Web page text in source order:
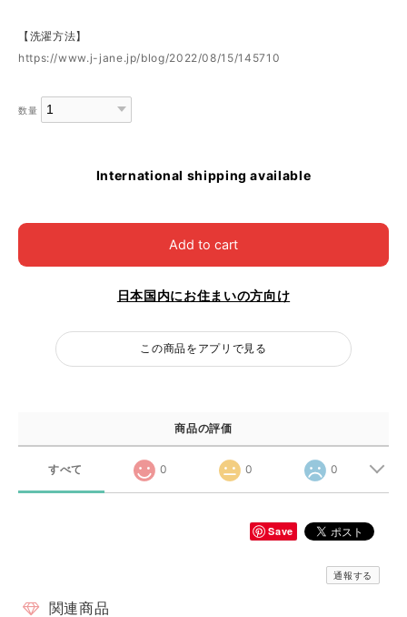
【洗濯方法】
https://www.j-jane.jp/blog/2022/08/15/145710
数量
International shipping available
Add to cart
日本国内にお住まいの方向け
この商品をアプリで見る
商品の評価
すべて 0 0 0
Save
通報する
関連商品